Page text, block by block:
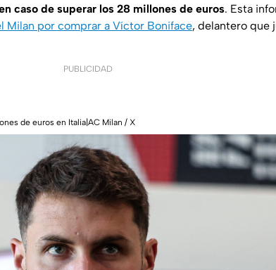
caso de superar los 28 millones de euros. Esta
Milan por comprar a Víctor Boniface, delantero que
PUBLICIDAD
de euros en Italia|AC Milan / X